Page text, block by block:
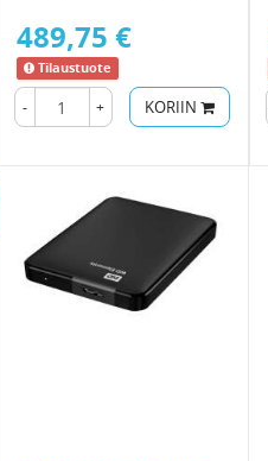
489,75 €
Tilaustuote
- + KORIIN